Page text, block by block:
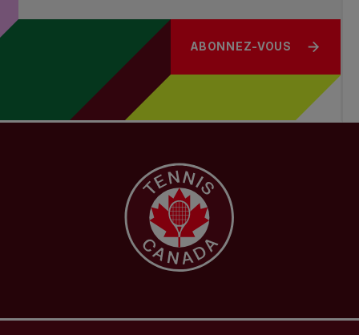
ABONNEZ-VOUS